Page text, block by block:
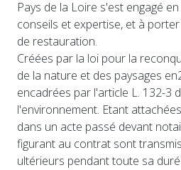
Pays de la Loire s'est engagé
conseils et expertise, et à
de restauration.
Créées par la loi pour la
de la nature et des paysages
encadrées par l'article L. 132-3
l'environnement. Etant
dans un acte passé devant
figurant au contrat sont
ultérieurs pendant toute sa